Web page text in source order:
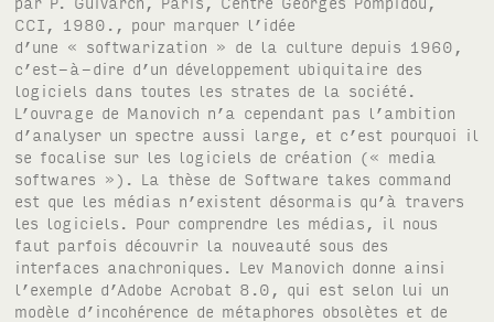
CCI, 1980., pour marquer l’idée
d’une « softwarization » de la culture depuis 1960,
c’est-à-dire d’un développement ubiquitaire des
logiciels dans toutes les strates de la société.
L’ouvrage de Manovich n’a cependant pas l’ambition
d’analyser un spectre aussi large, et c’est pourquoi il
se focalise sur les logiciels de création (« media
softwares »). La thèse de Software takes command
est que les médias n’existent désormais qu’à travers
les logiciels. Pour comprendre les médias, il nous
faut parfois découvrir la nouveauté sous des
interfaces anachroniques. Lev Manovich donne ainsi
l’exemple d’Adobe Acrobat 8.0, qui est selon lui un
modèle d’incohérence de métaphores obsolètes et de